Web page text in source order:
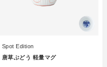
Spot Edition
唐草ぶどう 軽量マグ